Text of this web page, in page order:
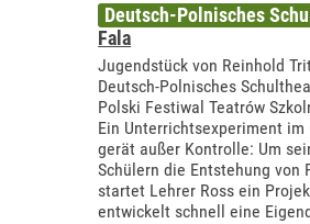
Deutsch-Polnisches
Fala
Jugendstück von Reinhold
Deutsch-Polnisches
Polski Festiwal Teatrów
Ein Unterrichtsexperiment
gerät außer Kontrolle: Um
Schülern die Entstehung von
startet Lehrer Ross ein
entwickelt schnell eine